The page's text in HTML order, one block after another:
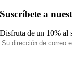
Suscríbete a
Disfruta de un 10% al